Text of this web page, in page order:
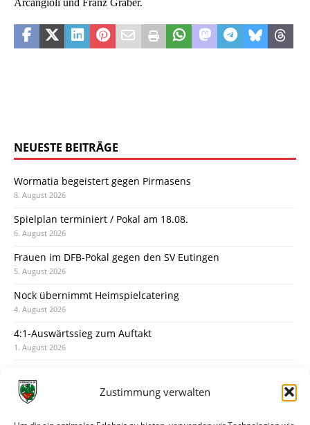
Zustimmung verwalten
NEUESTE BEITRÄGE
Wormatia begeistert gegen Pirmasens
8. August 2026
Spielplan terminiert / Pokal am 18.08.
6. August 2026
Frauen im DFB-Pokal gegen den SV Eutingen
5. August 2026
Nock übernimmt Heimspielcatering
4. August 2026
4:1-Auswärtssieg zum Auftakt
1. August 2026
31. Juli 2026
30. Juli 2026